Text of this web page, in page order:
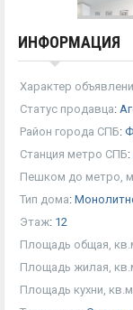
ИНФОРМАЦИЯ
Характер
Статус продавца:
Район города СПБ:
Станция метро СПБ:
Пешком до метро,
Тип дома:
Этаж: 12
Площадь общая,
Площадь жилая,
Площадь кухни, кв.м